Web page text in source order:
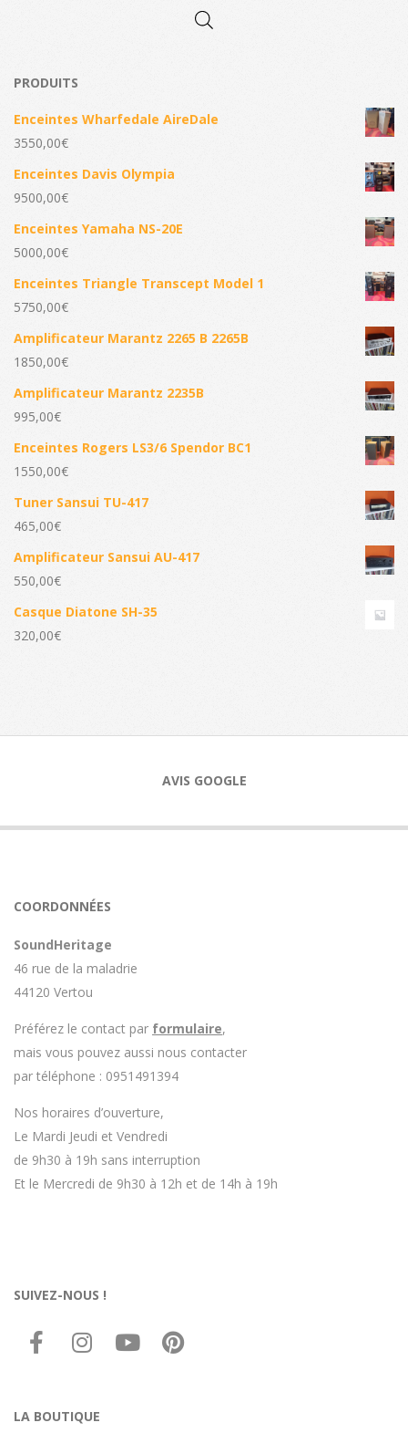
PRODUITS
Enceintes Wharfedale AireDale
3550,00€
Enceintes Davis Olympia
9500,00€
Enceintes Yamaha NS-20E
5000,00€
Enceintes Triangle Transcept Model 1
5750,00€
Amplificateur Marantz 2265 B 2265B
1850,00€
Amplificateur Marantz 2235B
995,00€
Enceintes Rogers LS3/6 Spendor BC1
1550,00€
Tuner Sansui TU-417
465,00€
Amplificateur Sansui AU-417
550,00€
Casque Diatone SH-35
320,00€
AVIS GOOGLE
COORDONNÉES
SoundHeritage
46 rue de la maladrie
44120 Vertou
Préférez le contact par formulaire,
mais vous pouvez aussi nous contacter
par téléphone : 0951491394
Nos horaires d’ouverture,
Le Mardi Jeudi et Vendredi
de 9h30 à 19h sans interruption
Et le Mercredi de 9h30 à 12h et de 14h à 19h
SUIVEZ-NOUS !
LA BOUTIQUE